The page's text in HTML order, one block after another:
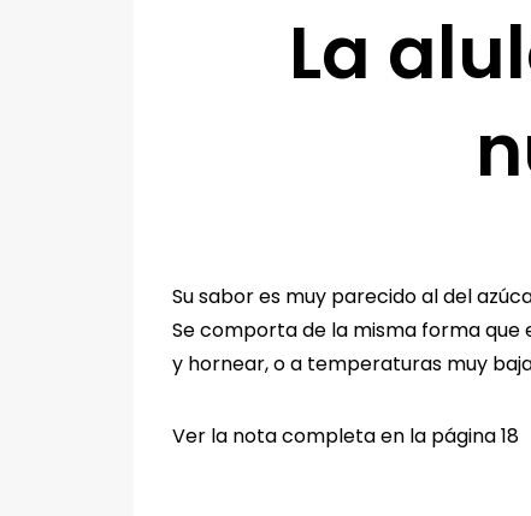
La
Su sabor es muy parecido al del
Se comporta de la misma forma
y hornear, o a temperaturas muy
Ver la nota completa en la página 18